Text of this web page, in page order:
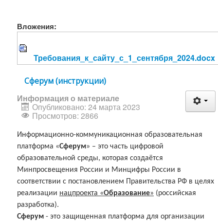
Вложения:
Требования_к_сайту_с_1_сентября_2024.docx
Сферум (инструкции)
Информация о материале
Опубликовано: 24 марта 2023
Просмотров: 2866
Информационно-коммуникационная образовательная
платформа «Сферум» – это часть цифровой
образовательной среды, которая создаётся
Минпросвещения России и Минцифры России в
соответствии с постановлением Правительства РФ в целях
реализации нацпроекта «Образование» (российская
разработка).
Сферум - это защищенная платформа для организации